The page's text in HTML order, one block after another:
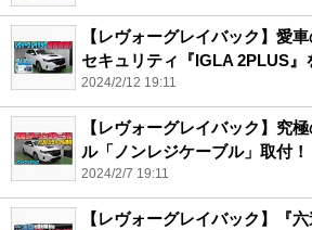
【レヴォーグレイバック】愛
セキュリティ『IGLA 2PLUS』
2024/2/12 19:11
【レヴォーグレイバック】究
ル「ノンレジケーブル」取付！
2024/2/7 19:11
【レヴォーグレイバック】『